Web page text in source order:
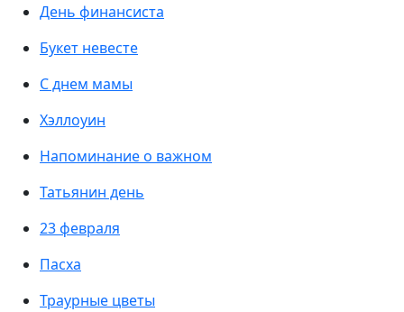
День финансиста
Букет невесте
С днем мамы
Хэллоуин
Напоминание о важном
Татьянин день
23 февраля
Пасха
Траурные цветы